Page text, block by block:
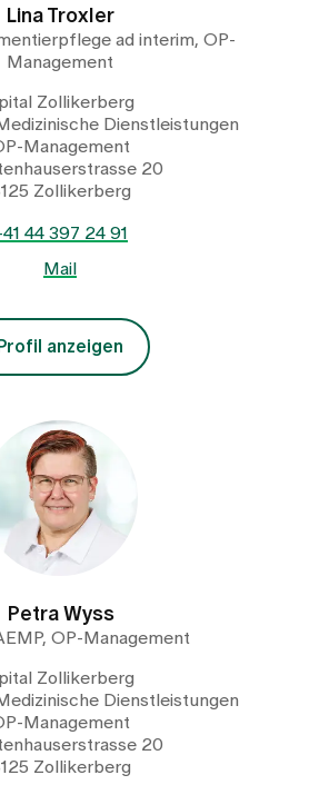
Lina Troxler
ad interim, OP-
Management
Zollikerberg
Dienstleistungen
Management
20
Zollikerberg
44 397 24 91
Mail
Profil anzeigen
Petra Wyss
OP-Management
Zollikerberg
Dienstleistungen
Management
20
Zollikerberg